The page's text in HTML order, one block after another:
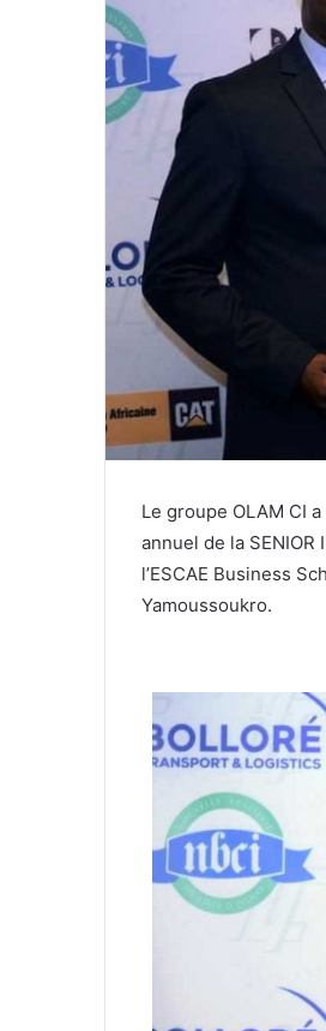
Le groupe OLAM CI
annuel de la
l’ESCAE Business
Yamoussoukro.